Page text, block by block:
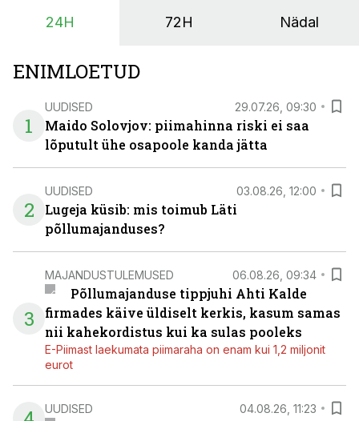
24H 72H Nädal
ENIMLOETUD
1
UUDISED 29.07.26, 09:30
Maido Solovjov: piimahinna riski ei saa
lõputult ühe osapoole kanda jätta
2
UUDISED 03.08.26, 12:00
Lugeja küsib: mis toimub Läti
põllumajanduses?
3
MAJANDUSTULEMUSED 06.08.26, 09:34
Põllumajanduse tippjuhi Ahti Kalde
firmades käive üldiselt kerkis, kasum samas
nii kahekordistus kui ka sulas pooleks
E-Piimast laekumata piimaraha on enam kui 1,2 miljonit
eurot
UUDISED 04.08.26, 11:23